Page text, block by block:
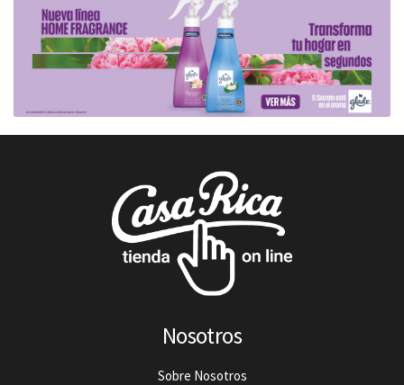
Nosotros
Sobre Nosotros